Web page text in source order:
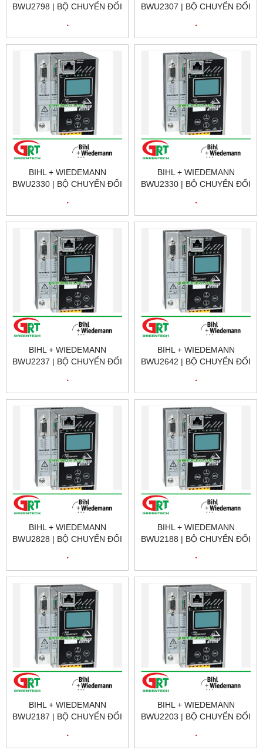
BWU2798 | BỘ CHUYỂN ĐỔI
.
BWU2307 | BỘ CHUYỂN ĐỔI
.
BIHL + WIEDEMANN
BWU2330 | BỘ CHUYỂN ĐỔI
.
BIHL + WIEDEMANN
BWU2330 | BỘ CHUYỂN ĐỔI
.
BIHL + WIEDEMANN
BWU2237 | BỘ CHUYỂN ĐỔI
.
BIHL + WIEDEMANN
BWU2642 | BỘ CHUYỂN ĐỔI
.
BIHL + WIEDEMANN
BWU2828 | BỘ CHUYỂN ĐỔI
.
BIHL + WIEDEMANN
BWU2188 | BỘ CHUYỂN ĐỔI
.
BIHL + WIEDEMANN
BWU2187 | BỘ CHUYỂN ĐỔI
.
BIHL + WIEDEMANN
BWU2203 | BỘ CHUYỂN ĐỔI
.